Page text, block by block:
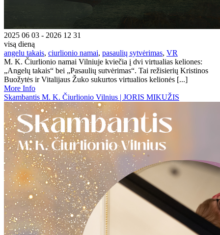
2025 06 03 - 2026 12 31
visą dieną
angelu takais, ciurlionio namai, pasaulių sytvėrimas, VR
M. K. Čiurlionio namai Vilniuje kviečia į dvi virtualias keliones:
„Angelų takais“ bei „Pasaulių sutvėrimas“. Tai režisierių Kristinos
Buožytės ir Vitalijaus Žuko sukurtos virtualios kelionės [...]
More Info
Skambantis M. K. Čiurlionio Vilnius | JORIS MIKUŽIS